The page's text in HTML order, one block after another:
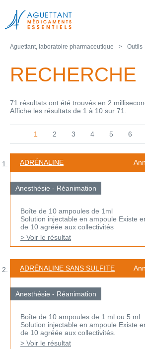
Aguettant, laboratoire pharmaceutique Outils
RECHERCHE
71 résultats ont été trouvés en 2
Affiche les résultats de 1 à 10 sur 71.
1 2 3 4 5 6
ADRÉNALINE
Anesthésie - Réanimation
Boîte de 10 ampoules de 1ml
Solution injectable en ampoule Existe
de 10 agréée aux collectivités
> Voir le résultat
ADRÉNALINE SANS SULFITE
Anesthésie - Réanimation
Boîte de 10 ampoules de 1 ml ou 5 ml
Solution injectable en ampoule Existe
de 10 agréée aux collectivités.
> Voir le résultat